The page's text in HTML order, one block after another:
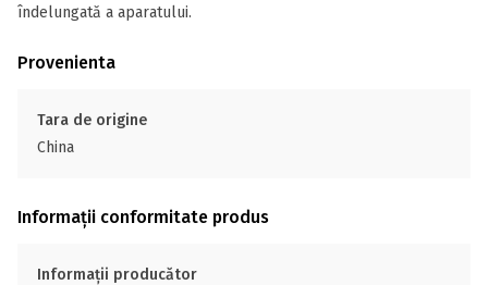
îndelungată a aparatului.
Provenienta
Tara de origine
China
Informații conformitate produs
Informații producător